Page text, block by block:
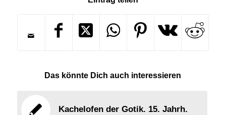
Das könnte Dich auch interessieren
Kachelofen der Gotik. 15. Jahrh.